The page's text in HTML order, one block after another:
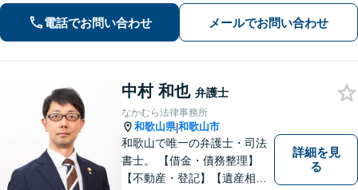
した弁護士が、一刻も早い解決を目指
します。お困りの方は、お気軽にご相
電話でお問い合わせ メールでお問い合わせ
中村 和也 弁護士
なかむら法律事務所
和歌山県|和歌山市
和歌山で唯一の弁護士・司法
書士。 【借金・債務整理】
【不動産・登記】【遺産相
詳細を見
る